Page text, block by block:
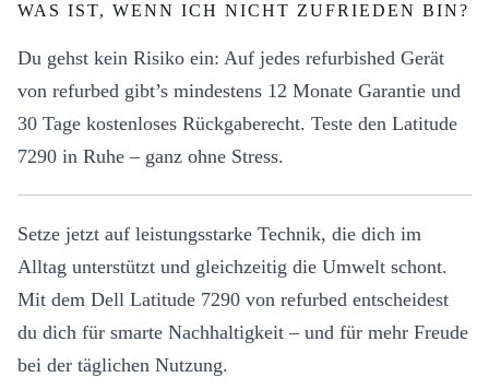
WAS IST, WENN ICH NICHT ZUFRIEDEN BIN?
Du gehst kein Risiko ein: Auf jedes refurbished Gerät
von refurbed gibt’s mindestens 12 Monate Garantie und
30 Tage kostenloses Rückgaberecht. Teste den Latitude
7290 in Ruhe – ganz ohne Stress.
Setze jetzt auf leistungsstarke Technik, die dich im
Alltag unterstützt und gleichzeitig die Umwelt schont.
Mit dem Dell Latitude 7290 von refurbed entscheidest
du dich für smarte Nachhaltigkeit – und für mehr Freude
bei der täglichen Nutzung.